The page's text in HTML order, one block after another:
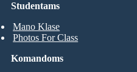
Studentams
Mano Klase
Photos For Class
Komandoms